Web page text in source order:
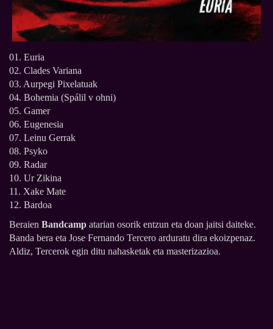
01. Euria
02. Clades Variana
03. Aurpegi Pixelatuak
04. Bohemia (Spálil v ohni)
05. Gamer
06. Eugenesia
07. Leinu Gerrak
08. Psyko
09. Radar
10. Ur Zikina
11. Xake Mate
12. Bardoa
Beraien Bandcamp atarian osorik entzun eta doan jaitsi daiteke.
Banda bera eta Jose Fernando Tercero arduratu dira ekoizpenaz.
Aldiz, Tercerok egin ditu nahasketak eta masterizazioa.